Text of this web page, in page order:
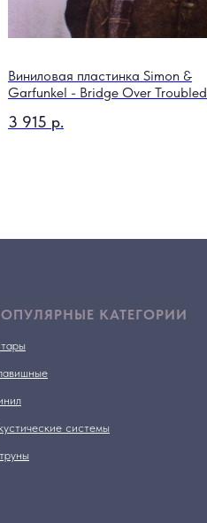
Виниловая пластинка Simon &
Garfunkel - Bridge Over Troubled
3 915 р.
КАТЕГОРИИ
системы